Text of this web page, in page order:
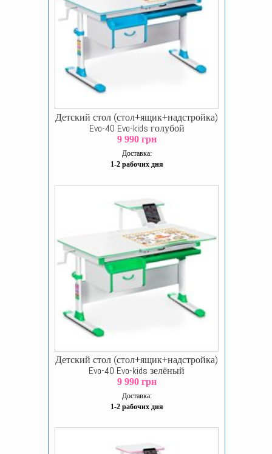
Детский стол (стол+ящик+надстройка)
Evo-40 Evo-kids голубой
9 990 грн
Доставка:
1-2 рабочих дня
Детский стол (стол+ящик+надстройка)
Evo-40 Evo-kids зелёный
9 990 грн
Доставка:
1-2 рабочих дня